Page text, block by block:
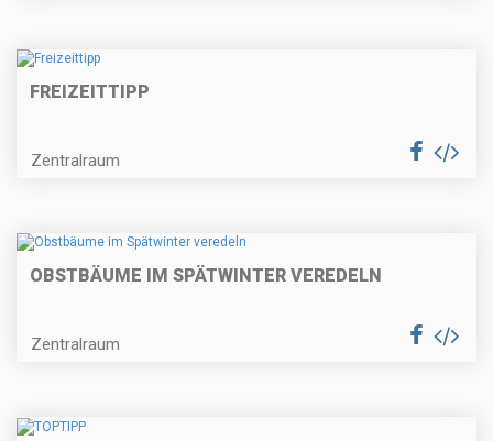
FREIZEITTIPP
Zentralraum
OBSTBÄUME IM SPÄTWINTER VEREDELN
Zentralraum